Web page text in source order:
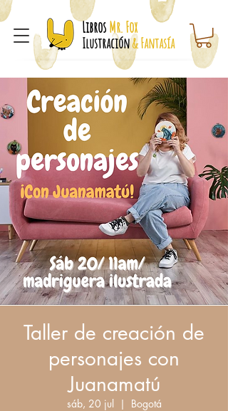
LibrosMr. Fox
Ilustración& Fantasía
Taller de creación de
personajes con
Juanamatú
sáb, 20 jul
  |
Bogotá